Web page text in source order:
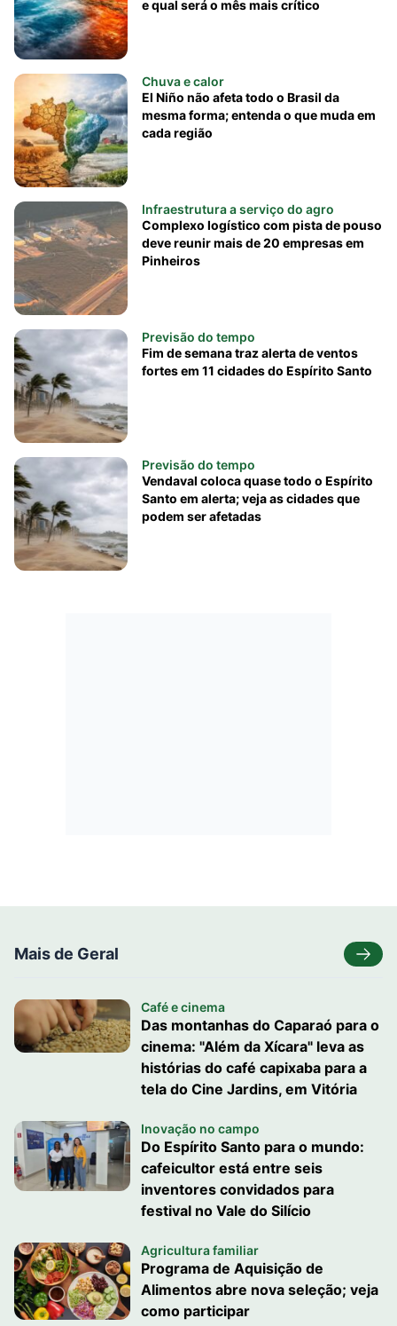
e qual será o mês mais crítico
Chuva e calor
El Niño não afeta todo o Brasil da
mesma forma; entenda o que muda em
cada região
Infraestrutura a serviço do agro
Complexo logístico com pista de pouso
deve reunir mais de 20 empresas em
Pinheiros
Previsão do tempo
Fim de semana traz alerta de ventos
fortes em 11 cidades do Espírito Santo
Previsão do tempo
Vendaval coloca quase todo o Espírito
Santo em alerta; veja as cidades que
podem ser afetadas
Mais de Geral
Café e cinema
Das montanhas do Caparaó para o
cinema: "Além da Xícara" leva as
histórias do café capixaba para a
tela do Cine Jardins, em Vitória
Inovação no campo
Do Espírito Santo para o mundo:
cafeicultor está entre seis
inventores convidados para
festival no Vale do Silício
Agricultura familiar
Programa de Aquisição de
Alimentos abre nova seleção; veja
como participar